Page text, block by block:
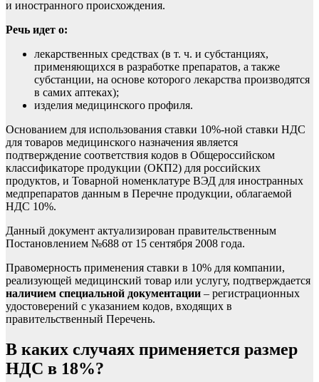
и иностранного происхождения.
Речь идет о:
лекарственных средствах (в т. ч. и субстанциях,
применяющихся в разработке препаратов, а также
субстанции, на основе которого лекарства производятся
в самих аптеках);
изделия медицинского профиля.
Основанием для использования ставки 10%-ной ставки НДС
для товаров медицинского назначения является
подтверждение соответствия кодов в Общероссийском
классификаторе продукции (ОКП2) для российских
продуктов, и Товарной номенклатуре ВЭД для иностранных
медпрепаратов данным в Перечне продукции, облагаемой
НДС 10%.
Данный документ актуализирован правительственным
Постановлением №688 от 15 сентября 2008 года.
Правомерность применения ставки в 10% для компании,
реализующей медицинский товар или услугу, подтверждается
наличием специальной документации – регистрационных
удостоверений с указанием кодов, входящих в
правительственный Перечень.
В каких случаях применяется размер
НДС в 18%?